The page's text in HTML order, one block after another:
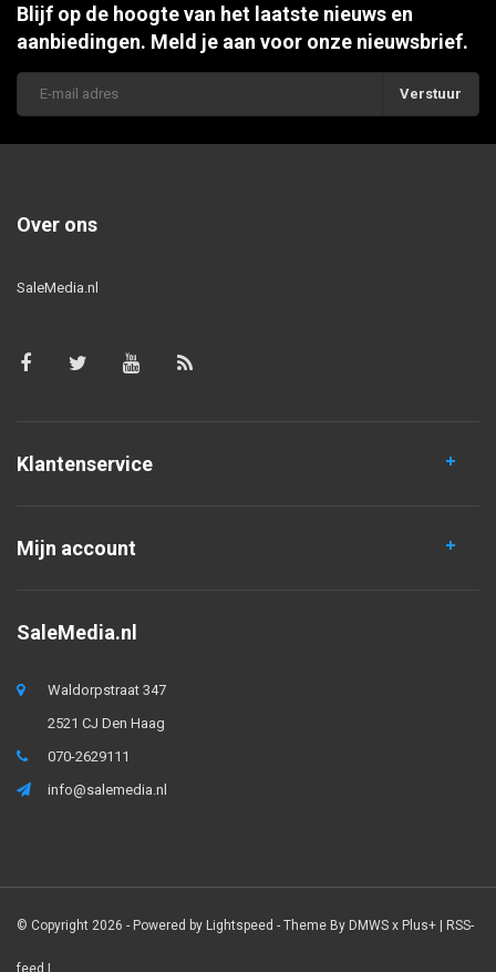
Blijf op de hoogte van het laatste nieuws en
aanbiedingen. Meld je aan voor onze nieuwsbrief.
Verstuur
Over ons
SaleMedia.nl
Klantenservice
Mijn account
SaleMedia.nl
Waldorpstraat 347
2521 CJ Den Haag
070-2629111
info@salemedia.nl
© Copyright 2026 - Powered by Lightspeed - Theme By DMWS x Plus+ | RSS-
feed |